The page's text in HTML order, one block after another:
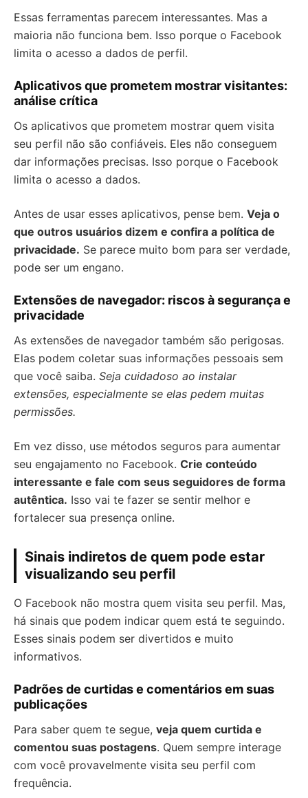
Essas ferramentas parecem interessantes. Mas a
maioria não funciona bem. Isso porque o Facebook
limita o acesso a dados de perfil.
Aplicativos que prometem mostrar visitantes:
análise crítica
Os aplicativos que prometem mostrar quem visita
seu perfil não são confiáveis. Eles não conseguem
dar informações precisas. Isso porque o Facebook
limita o acesso a dados.
Antes de usar esses aplicativos, pense bem. Veja o
que outros usuários dizem e confira a política de
privacidade. Se parece muito bom para ser verdade,
pode ser um engano.
Extensões de navegador: riscos à segurança e
privacidade
As extensões de navegador também são perigosas.
Elas podem coletar suas informações pessoais sem
que você saiba. Seja cuidadoso ao instalar
extensões, especialmente se elas pedem muitas
permissões.
Em vez disso, use métodos seguros para aumentar
seu engajamento no Facebook. Crie conteúdo
interessante e fale com seus seguidores de forma
autêntica. Isso vai te fazer se sentir melhor e
fortalecer sua presença online.
Sinais indiretos de quem pode estar
visualizando seu perfil
O Facebook não mostra quem visita seu perfil. Mas,
há sinais que podem indicar quem está te seguindo.
Esses sinais podem ser divertidos e muito
informativos.
Padrões de curtidas e comentários em suas
publicações
Para saber quem te segue, veja quem curtida e
comentou suas postagens. Quem sempre interage
com você provavelmente visita seu perfil com
frequência.